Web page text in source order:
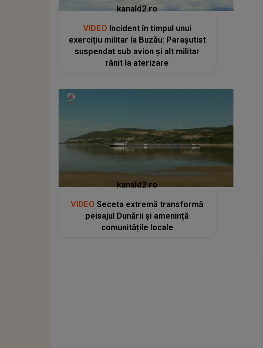
kanald2.ro
VIDEO Incident în timpul unui
exercițiu militar la Buzău: Parașutist
suspendat sub avion și alt militar
rănit la aterizare
kanald2.ro
VIDEO Seceta extremă transformă
peisajul Dunării și amenință
comunitățile locale